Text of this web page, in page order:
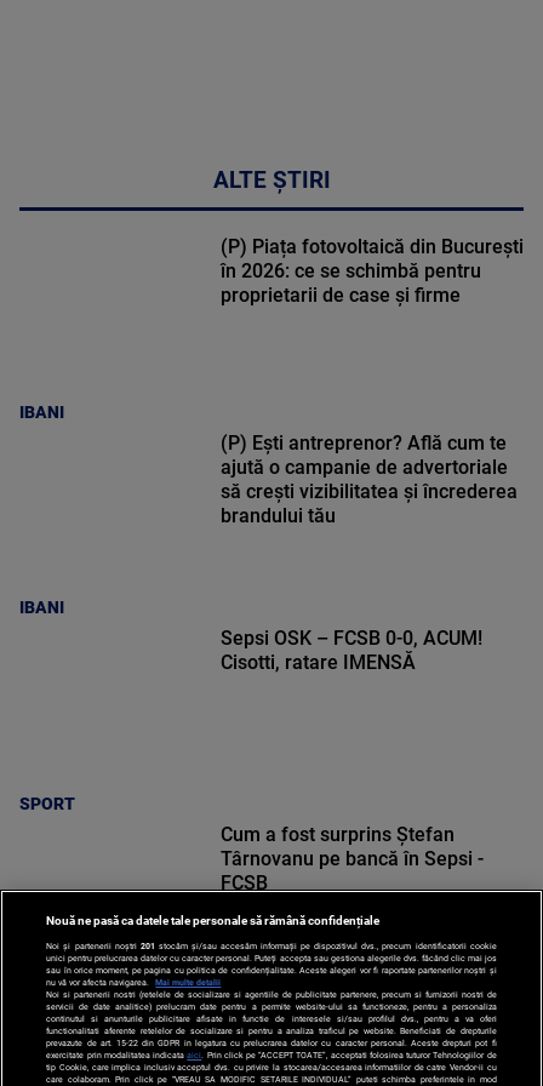
ALTE ȘTIRI
IBANI
(P) Piața fotovoltaică din București
în 2026: ce se schimbă pentru
proprietarii de case și firme
IBANI
(P) Ești antreprenor? Află cum te
ajută o campanie de advertoriale
să crești vizibilitatea și încrederea
brandului tău
SPORT
Sepsi OSK – FCSB 0-0, ACUM!
Cisotti, ratare IMENSĂ
SPORT
Cum a fost surprins Ștefan
Târnovanu pe bancă în Sepsi -
FCSB
Nouă ne pasă ca datele tale personale să rămână confidențiale
Noi și partenerii noștri 201 stocăm și/sau accesăm informații pe dispozitivul dvs., precum identificatorii cookie
unici pentru prelucrarea datelor cu caracter personal. Puteți accepta sau gestiona alegerile dvs. făcând clic mai jos
sau în orice moment, pe pagina cu politica de confidențialitate. Aceste alegeri vor fi raportate partenerilor noștri și
nu vă vor afecta navigarea.
Mai multe detalii
Noi si partenerii nostri (retelele de socializare si agentiile de publicitate partenere, precum si furnizorii nostri de
servicii de date analitice) prelucram date pentru a permite website-ului sa functioneze, pentru a personaliza
continutul si anunturile publicitare afisate in functie de interesele si/sau profilul dvs., pentru a va oferi
functionalitati aferente retelelor de socializare si pentru a analiza traficul pe website. Beneficiati de drepturile
prevazute de art. 15-22 din GDPR in legatura cu prelucrarea datelor cu caracter personal. Aceste drepturi pot fi
exercitate prin modalitatea indicataaici . Prin click pe “ACCEPT TOATE”, acceptati folosirea tuturor Tehnologiilor de
tip Cookie, care implica inclusiv acceptul dvs. cu privire la stocarea/accesarea informatiilor de catre Vendor-ii cu
care colaboram. Prin click pe “VREAU SA MODIFIC SETARILE INDIVIDUAL” puteti schimba preferintele in mod